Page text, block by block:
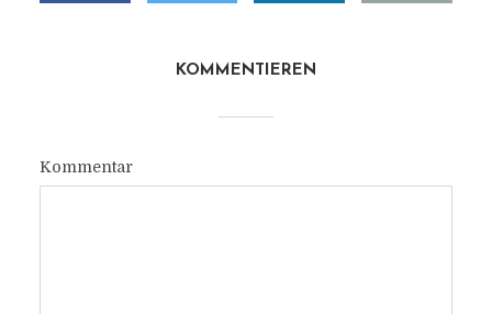
KOMMENTIEREN
Kommentar